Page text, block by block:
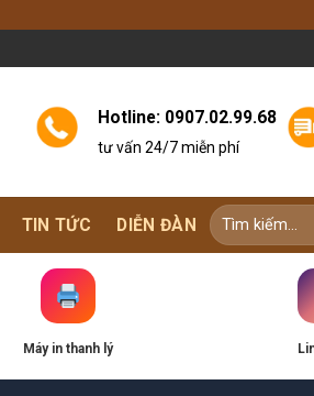
Hotline: 0907.02.99.68
tư vấn 24/7 miễn phí
TIN TỨC DIỄN ĐÀN
Máy in thanh lý